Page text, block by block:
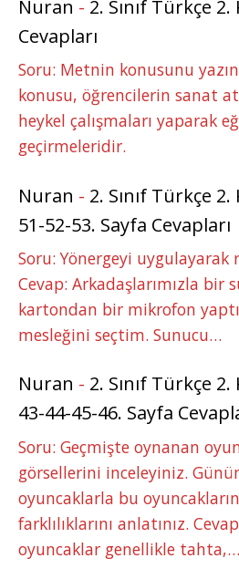
Nuran - 2. Sınıf Türkçe
Cevapları
Soru: Metnin konusunu
konusu, öğrencilerin sanat
heykel çalışmaları yaparak
geçirmeleridir.
Nuran - 2. Sınıf Türkçe
51-52-53. Sayfa Cevapları
Soru: Yönergeyi uygulayarak
Cevap: Arkadaşlarımızla bir
kartondan bir mikrofon
mesleğini seçtim. Sunucu…
Nuran - 2. Sınıf Türkçe
43-44-45-46. Sayfa
Soru: Geçmişte oynanan
görsellerini inceleyiniz.
oyuncaklarla bu
farklılıklarını anlatınız.
oyuncaklar genellikle tahta,…